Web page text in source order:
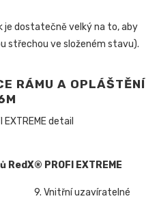
je dostatečně velký na to, aby
střechou ve složeném stavu).
RÁMU A OPLÁŠTĚNÍ
PROFI EXTREME
9. Vnitřní uzavíratelné